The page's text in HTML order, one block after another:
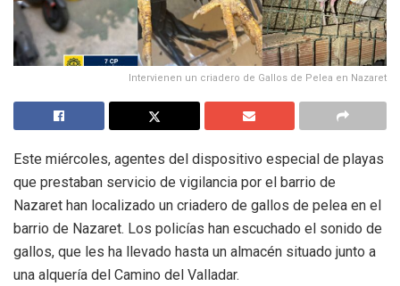
Intervienen un criadero de Gallos de Pelea en Nazaret
Este miércoles, agentes del dispositivo especial de playas
que prestaban servicio de vigilancia por el barrio de
Nazaret han localizado un criadero de gallos de pelea en el
barrio de Nazaret. Los policías han escuchado el sonido de
gallos, que les ha llevado hasta un almacén situado junto a
una alquería del Camino del Valladar.